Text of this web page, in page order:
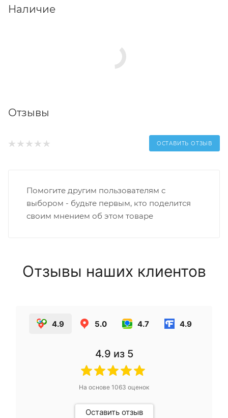
Наличие
Отзывы
ОСТАВИТЬ ОТЗЫВ
Помогите другим пользователям с
выбором - будьте первым, кто поделится
своим мнением об этом товаре
Отзывы наших клиентов
4.9 5.0 4.7 4.9
4.9 из 5
На основе 1063 оценок
Оставить отзыв